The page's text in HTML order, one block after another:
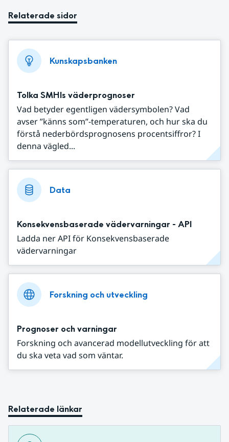
Relaterade sidor
Kunskapsbanken
Tolka SMHIs väderprognoser
Vad betyder egentligen vädersymbolen? Vad
avser ”känns som”-temperaturen, och hur ska du
förstå nederbördsprognosens procentsiffror? I
denna vägled...
Data
Konsekvensbaserade vädervarningar - API
Ladda ner API för Konsekvensbaserade
vädervarningar
Forskning och utveckling
Prognoser och varningar
Forskning och avancerad modellutveckling för att
du ska veta vad som väntar.
Relaterade länkar